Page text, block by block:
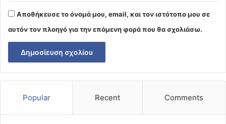
Αποθήκευσε το όνομά μου, email, και τον ιστότοπο μου σε
αυτόν τον πλοηγό για την επόμενη φορά που θα σχολιάσω.
Popular Recent Comments